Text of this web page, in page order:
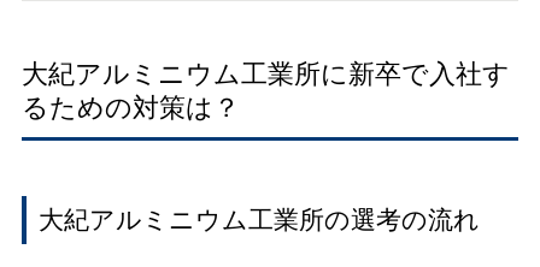
大紀アルミニウム工業所に新卒で入社す
るための対策は？
大紀アルミニウム工業所の選考の流れ